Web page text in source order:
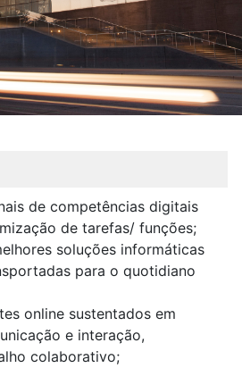
de competências digitais
de tarefas/ funções;
soluções informáticas
para o quotidiano
online sustentados em
e interação,
colaborativo;